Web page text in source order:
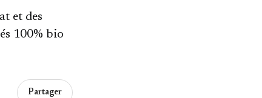
et des
100% bio
Partager